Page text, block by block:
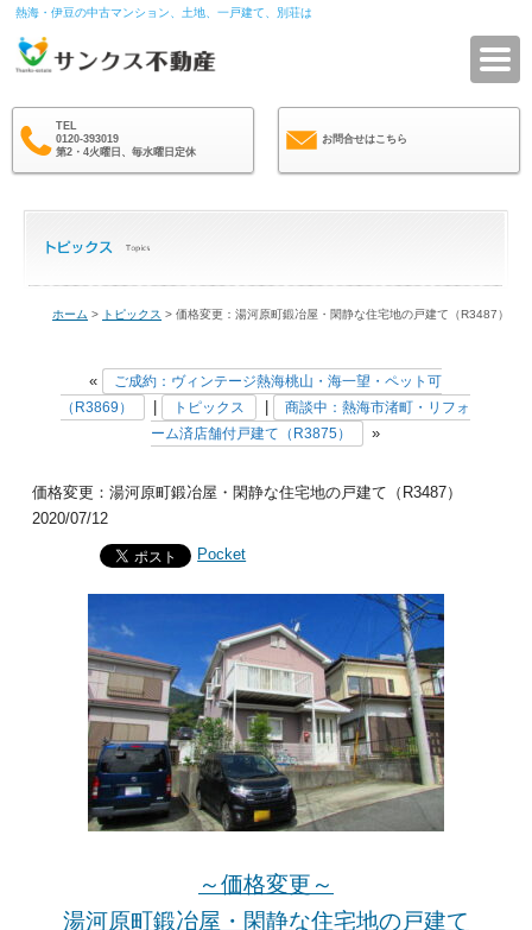
熱海・伊豆の中古マンション、土地、一戸建て、別荘は
TEL
0120-393019
第2・4火曜日、毎水曜日定休
お問合せはこちら
ホーム > トピックス > 価格変更：湯河原町鍛冶屋・閑静な住宅地の戸建て（R3487）
«
ご成約：ヴィンテージ熱海桃山・海一望・ペット可
（R3869）
トピックス
商談中：熱海市渚町・リフォ
ーム済店舗付戸建て（R3875）
»
価格変更：湯河原町鍛冶屋・閑静な住宅地の戸建て（R3487）
2020/07/12
Pocket
～価格変更～
湯河原町鍛冶屋・閑静な住宅地の戸建て